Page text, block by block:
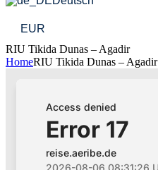
EUR
RIU Tikida Dunas – Agadir
HomeRIU Tikida Dunas – Agadir